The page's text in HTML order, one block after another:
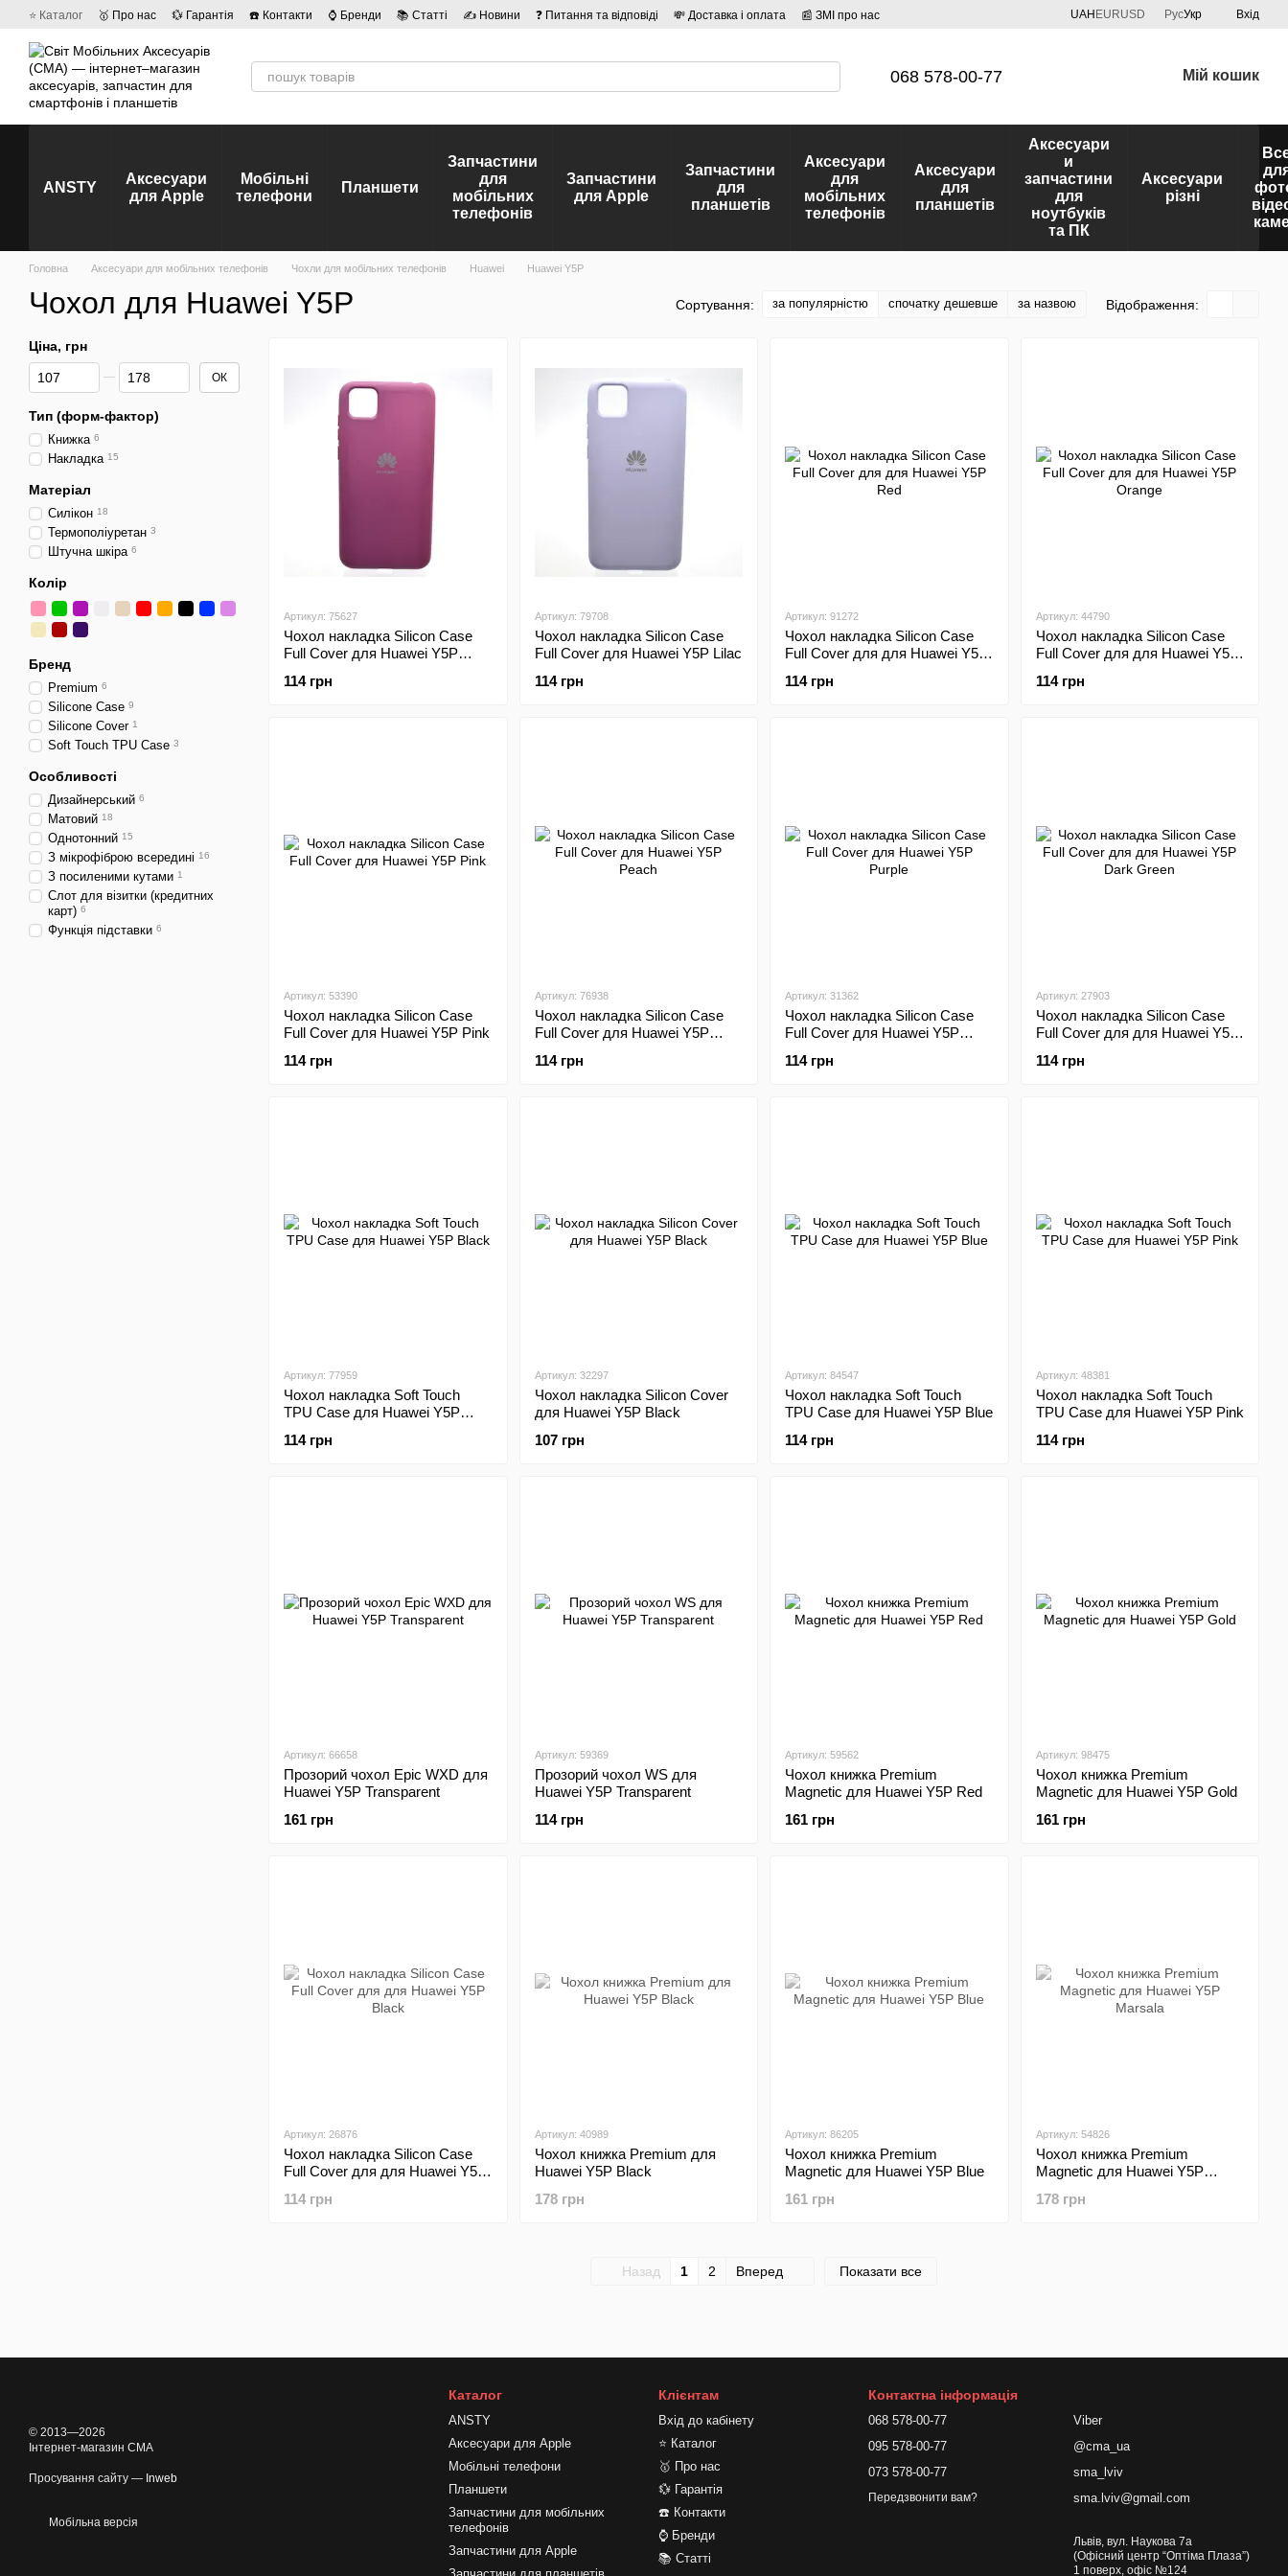
Перейти до основного контенту
⭐ Каталог 🥇 Про нас 💱 Гарантія ☎️ Контакти ⌚ Бренди 📚 Статті ✍ Новини ❓ Питання та відповіді 💸 Доставка і оплата
📰 ЗМІ про нас
UAH EURUSD РусУкр Вхід
068 578-00-77 Мій кошик
ANSTY
Аксесуари
для Apple
Мобільні
телефони
Планшети
Запчастини
для
мобільних
телефонів
Запчастини
для Apple
Запчастини
для
планшетів
Аксесуари
для
мобільних
телефонів
Аксесуари
для
планшетів
Аксесуари
и
запчастини
для
ноутбуків
та ПК
Аксесуари
різні
Головна Аксесуари для мобільних телефонів Чохли для мобільних телефонів Huawei Huawei Y5P
Чохол для Huawei Y5P Сортування: за популярністю спочатку дешевше за назвою Відображення:
Артикул: 75627
Чохол накладка Silicon Case
Full Cover для Huawei Y5P
114 грн
Артикул: 79708
Чохол накладка Silicon Case
Full Cover для Huawei Y5P Lilac
114 грн
Артикул: 91272
Чохол накладка Silicon Case
Full Cover для для Huawei Y5P
114 грн
Артикул: 44790
Чохол накладка Silicon Case
Full Cover для для Huawei Y5P
114 грн
Артикул: 53390
Чохол накладка Silicon Case
Full Cover для Huawei Y5P Pink
114 грн
Артикул: 76938
Чохол накладка Silicon Case
Full Cover для Huawei Y5P
114 грн
Артикул: 31362
Чохол накладка Silicon Case
Full Cover для Huawei Y5P
114 грн
Артикул: 27903
Чохол накладка Silicon Case
Full Cover для для Huawei Y5P
114 грн
Артикул: 77959
Чохол накладка Soft Touch
TPU Case для Huawei Y5P
114 грн
Артикул: 32297
Чохол накладка Silicon Cover
для Huawei Y5P Black
107 грн
Артикул: 84547
Чохол накладка Soft Touch
TPU Case для Huawei Y5P Blue
114 грн
Артикул: 48381
Чохол накладка Soft Touch
TPU Case для Huawei Y5P Pink
114 грн
Артикул: 66658
Прозорий чохол Epic WXD для
Huawei Y5P Transparent
161 грн
Артикул: 59369
Прозорий чохол WS для
Huawei Y5P Transparent
114 грн
Артикул: 59562
Чохол книжка Premium
Magnetic для Huawei Y5P Red
161 грн
Артикул: 98475
Чохол книжка Premium
Magnetic для Huawei Y5P Gold
161 грн
Артикул: 26876
Чохол накладка Silicon Case
Full Cover для для Huawei Y5P
114 грн
Артикул: 40989
Чохол книжка Premium для
Huawei Y5P Black
178 грн
Артикул: 86205
Чохол книжка Premium
Magnetic для Huawei Y5P Blue
161 грн
Артикул: 54826
Чохол книжка Premium
Magnetic для Huawei Y5P
178 грн
Назад 1 2 Вперед Показати все
Ціна, грн
Від Ціна, грн
До Ціна, грн ОК
Тип (форм-фактор)
Книжка 6
Накладка 15
Матеріал
Силікон 18
Термополіуретан 3
Штучна шкіра 6
Колір
Бренд
Premium 6
Silicone Case 9
Silicone Cover 1
Soft Touch TPU Case 3
Особливості
Дизайнерський 6
Матовий 18
Однотонний 15
З мікрофіброю всередині 16
З посиленими кутами 1
Слот для візитки (кредитних
карт) 6
Функція підставки 6
© 2013—2026
Інтернет-магазин CMA
Просування сайту — Inweb
Мобільна версія
Каталог
ANSTY
Аксесуари для Apple
Мобільні телефони
Планшети
Запчастини для мобільних
телефонів
Запчастини для Apple
Клієнтам
Вхід до кабінету
⭐ Каталог
🥇 Про нас
💱 Гарантія
☎️ Контакти
⌚ Бренди
📚 Статті
Контактна інформація
068 578-00-77
095 578-00-77
073 578-00-77
Передзвонити вам?
Viber
@cma_ua
sma_lviv
sma.lviv@gmail.com
Львів, вул. Наукова 7а
(Офісний центр “Оптіма Плаза”)
1 поверх, офіс №124